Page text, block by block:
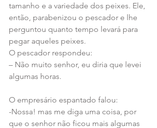
tamanho e a variedade dos peixes. Ele,
então, parabenizou o pescador e lhe
perguntou quanto tempo levará para
pegar aqueles peixes.
O pescador respondeu:
– Não muito senhor, eu diria que levei
algumas horas.
O empresário espantado falou:
-Nossa! mas me diga uma coisa, por
que o senhor não ficou mais algumas